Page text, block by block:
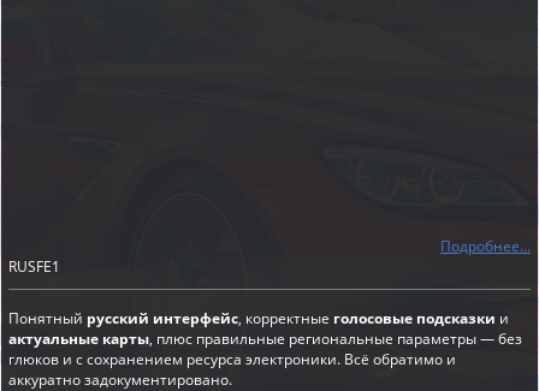
Подробнее...
RUSFE1
Понятный русский интерфейс, корректные голосовые подсказки и
актуальные карты, плюс правильные региональные параметры — без
глюков и с сохранением ресурса электроники. Всё обратимо и
аккуратно задокументировано.